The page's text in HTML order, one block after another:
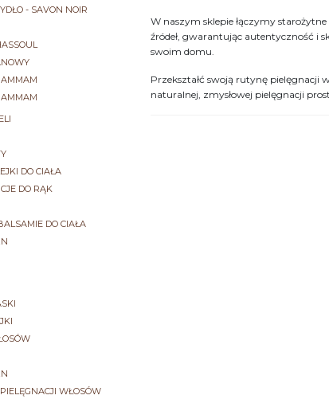
W naszym sklepie łączymy
źródeł, gwarantując autentyczność i
swoim domu.
Przekształć swoją rutynę pielęgnacji
naturalnej, zmysłowej pielęgnacji
- SAVON NOIR
DO CIAŁA
DO RĄK
DO CIAŁA
WŁOSÓW